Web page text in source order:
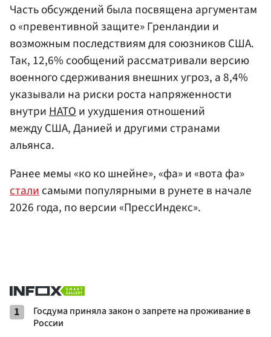
Часть обсуждений была посвящена аргументам
о «превентивной защите» Гренландии и
возможным последствиям для союзников США.
Так, 12,6% сообщений рассматривали версию
военного сдерживания внешних угроз, а 8,4%
указывали на риски роста напряженности
внутриНАТОи ухудшения отношений
между США, Данией и другими странами
альянса.
Ранее мемы «ко ко шнейне», «фа» и «вота фа»
сталисамыми популярными в рунете в начале
2026 года, по версии «ПрессИндекс».
1
Госдума приняла закон о запрете на проживание в
России